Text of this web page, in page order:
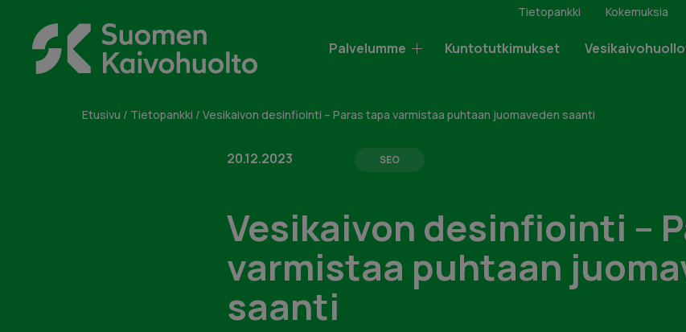
content
Suomen
Kaivohuolto
Oy
Palvelumme Kuntotutkimukset
Tietopankki Kokemuksia
Etusivu / Tietopankki / Vesikaivon desinfiointi – Paras tapa varmistaa puhtaan juomaveden saanti
20.12.2023 SEO
Vesikaivon desinfiointi –
varmistaa puhtaan
saanti